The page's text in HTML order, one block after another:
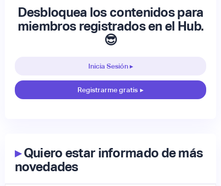
Desbloquea los contenidos para
miembros registrados en el Hub.
😎
Inicia Sesión ▸
Registrarme gratis ▸
▸Quiero estar informado de más
novedades